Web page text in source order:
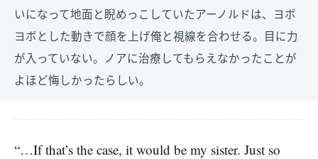
いになって地面と睨めっこしていたアーノルドは、ヨボ
ヨボとした動きで顔を上げ俺と視線を合わせる。目に力
が入っていない。ノアに治療してもらえなかったことが
よほど悔しかったらしい。
“…If that’s the case, it would be my sister. Just so